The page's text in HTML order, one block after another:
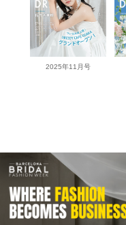
2025年11月号